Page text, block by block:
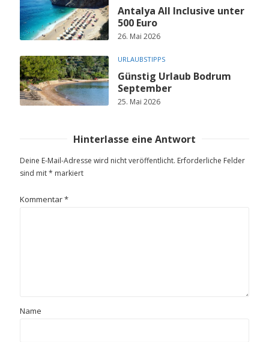
Antalya All Inclusive unter
500 Euro
26. Mai 2026
URLAUBSTIPPS
Günstig Urlaub Bodrum
September
25. Mai 2026
Hinterlasse eine Antwort
Deine E-Mail-Adresse wird nicht veröffentlicht. Erforderliche Felder
sind mit* markiert
Kommentar*
Name